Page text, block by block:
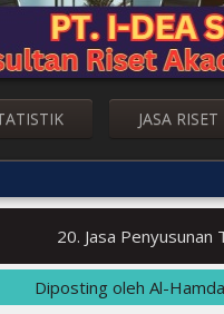
JASA RISET
20. Jasa
Diposting oleh